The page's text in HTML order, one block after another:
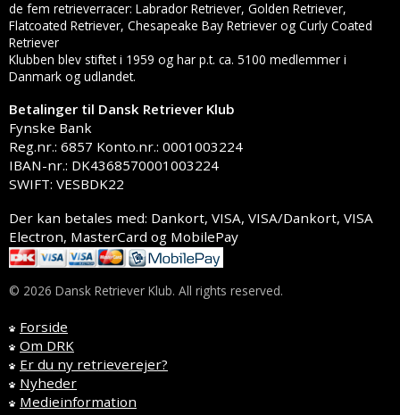
de fem retrieverracer: Labrador Retriever, Golden Retriever,
Flatcoated Retriever, Chesapeake Bay Retriever og Curly Coated
Retriever
Klubben blev stiftet i 1959 og har p.t. ca. 5100 medlemmer i
Danmark og udlandet.
Betalinger til Dansk Retriever Klub
Fynske Bank
Reg.nr.: 6857 Konto.nr.: 0001003224
IBAN-nr.: DK4368570001003224
SWIFT: VESBDK22
Der kan betales med: Dankort, VISA, VISA/Dankort, VISA
Electron, MasterCard og MobilePay
© 2026 Dansk Retriever Klub. All rights reserved.
Forside
Om DRK
Er du ny retrieverejer?
Nyheder
Medieinformation